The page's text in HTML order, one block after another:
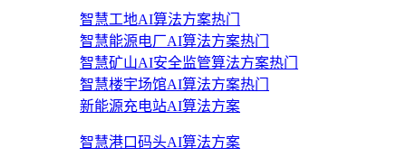
智慧工地AI算法方案热门
智慧能源电厂AI算法方案热门
智慧矿山AI安全监管算法方案热门
智慧楼宇场馆AI算法方案热门
新能源充电站AI算法方案
智慧港口码头AI算法方案